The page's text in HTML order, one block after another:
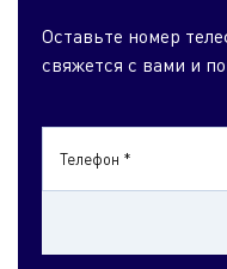
Оставьте номер
свяжется с вами и
Телефон *